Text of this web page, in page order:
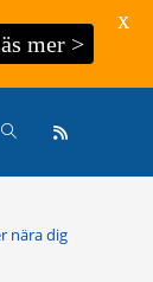
Slå
nära dig
mer >
X